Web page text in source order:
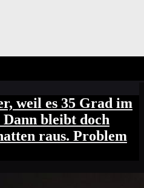
weil es 35 Grad im
Dann bleibt doch
raus. Problem